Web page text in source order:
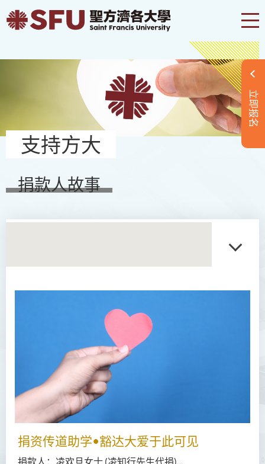
立即报名
支持方大
捐款人故事
捐资传道助学•豁达大爱于此可见
捐款人：凌欢旦女士 (凌知行先生代捐)...